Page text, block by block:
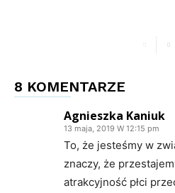
8 KOMENTARZE
Agnieszka Kaniuk
13 maja, 2019 W 12:15 pm
To, że jesteśmy w
znaczy, że
atrakcyjność płci